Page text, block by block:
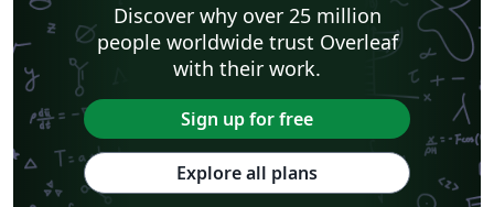
Discover why over 25 million
people worldwide trust Overleaf
with their work.
Sign up for free
Explore all plans